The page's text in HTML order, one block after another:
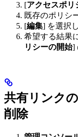
[アクセスポリ
既存のポリシ
[編集] を選択
希望する結果
リシーの開始]
共有リンク
削除